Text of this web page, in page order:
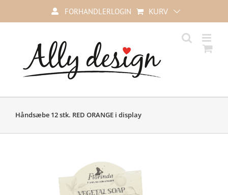
content
FORHANDLERLOGIN KURV
Håndsæbe 12 stk. RED ORANGE i display